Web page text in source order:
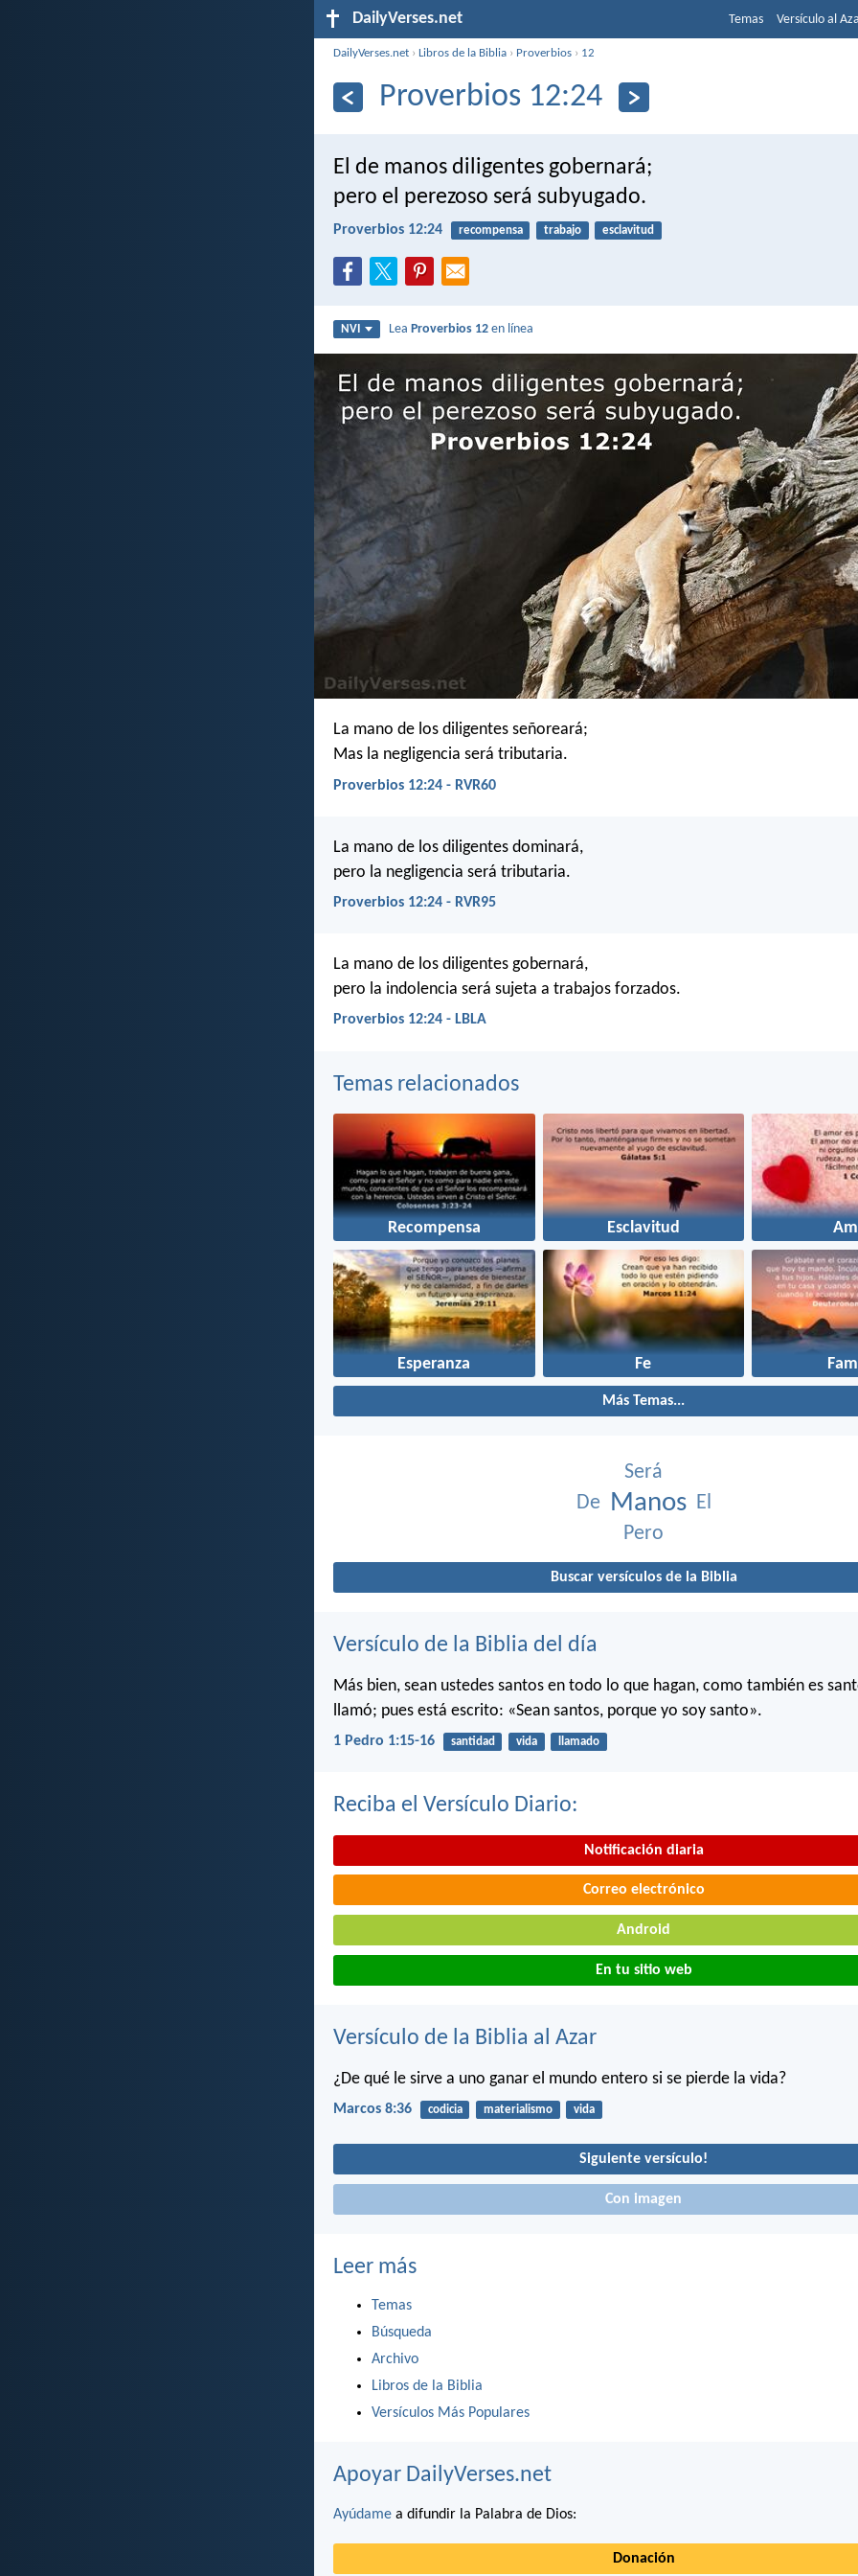
DailyVerses.net Temas Versículo al
DailyVerses.net ›Libros de la Biblia › Proverbios › 12
Proverbios 12:24
El de manos diligentes gobernará;
pero el perezoso será subyugado.
Proverbios 12:24 recompensa trabajo esclavitud
NVI LeaProverbios 12 en línea
La mano de los diligentes señoreará;
Mas la negligencia será tributaria.
Proverbios 12:24 - RVR60
La mano de los diligentes dominará,
pero la negligencia será tributaria.
Proverbios 12:24 - RVR95
La mano de los diligentes gobernará,
pero la indolencia será sujeta a trabajos forzados.
Proverbios 12:24 - LBLA
Temas relacionados
Recompensa Esclavitud
Esperanza Fe
Más Temas...
Será
De
Manos El
Pero
Buscar versículos de la Biblia
Versículo de la Biblia del día
Más bien, sean ustedes santos en todo lo que hagan, como también es
llamó; pues está escrito: «Sean santos, porque yo soy santo».
1 Pedro 1:15-16 santidad vida llamado
Reciba el Versículo Diario:
Notificación diaria
Correo electrónico
Android
En tu sitio web
Versículo de la Biblia al Azar
¿De qué le sirve a uno ganar el mundo entero si se pierde la vida?
Marcos 8:36 codicia materialismo vida
Siguiente versículo!
Con imagen
Leer más
Temas
Búsqueda
Archivo
Libros de la Biblia
Versículos Más Populares
Apoyar DailyVerses.net
Ayúdame a difundir la Palabra de Dios:
Donación